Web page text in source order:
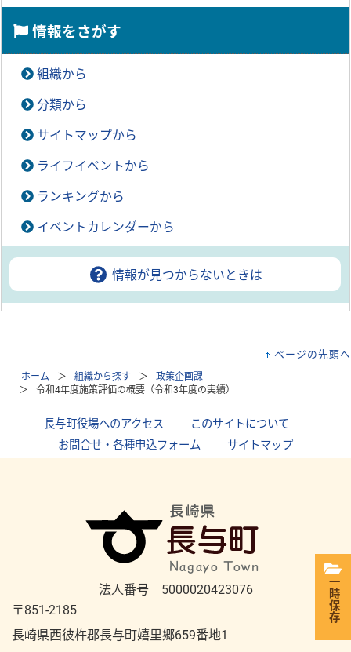
情報をさがす
組織から
分類から
サイトマップから
ライフイベントから
ランキングから
イベントカレンダーから
情報が見つからないときは
ページの先頭へ
ホーム 組織から探す
政策企画課
令和4年度施策評価の概要（令和3年度の実績）
長与町役場へのアクセス このサイトについて
お問合せ・各種申込フォーム
サイトマップ
法人番号 5000020423076
〒851-2185
長崎県西彼杵郡長与町嬉里郷659番地1
一時保存